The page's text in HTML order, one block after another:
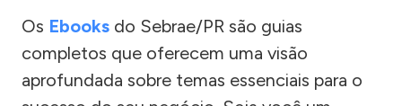
Os Ebooks do Sebrae/PR são guias
completos que oferecem uma visão
aprofundada sobre temas essenciais para o